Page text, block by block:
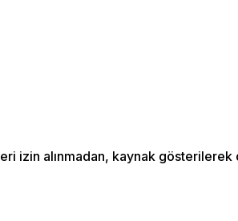
izin alınmadan, kaynak